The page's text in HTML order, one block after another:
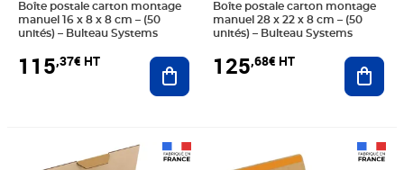
Boîte postale carton montage
manuel 16 x 8 x 8 cm – (50
unités) – Bulteau Systems
115,37€ HT Ajouter au panier
Boîte postale carton montage
manuel 28 x 22 x 8 cm – (50
unités) – Bulteau Systems
125,68€ HT
Prix 120,97€ HT Prix 82,75€ HT